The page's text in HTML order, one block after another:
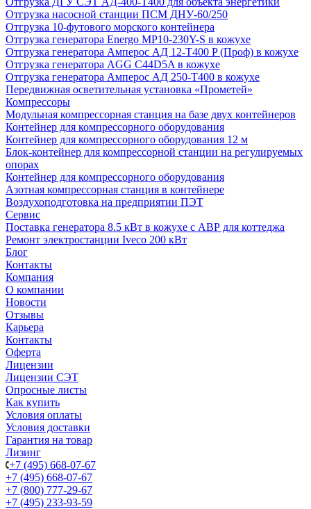
Отгрузка насосной станции ПСМ ДНУ-60/250
Отгрузка 10-футового морского контейнера
Отгрузка генератора Energo MP10-230Y-S в кожухе
Отгрузка генератора Амперос АД 12-Т400 P (Проф) в кожухе
Отгрузка генератора AGG C44D5A в кожухе
Отгрузка генератора Амперос АД 250-Т400 в кожухе
Передвижная осветительная установка «Прометей»
Компрессоры
Модульная компрессорная станция на базе двух контейнеров
Контейнер для компрессорного оборудования
Контейнер для компрессорного оборудования 12 м
Блок-контейнер для компрессорной станции на регулируемых
опорах
Контейнер для компрессорного оборудования
Азотная компрессорная станция в контейнере
Воздухоподготовка на предприятии ПЭТ
Сервис
Поставка генератора 8.5 кВт в кожухе с АВР для коттеджа
Ремонт электростанции Iveco 200 кВт
Блог
Контакты
Компания
О компании
Новости
Отзывы
Карьера
Контакты
Оферта
Лицензии
Лицензии СЭТ
Опросные листы
Как купить
Условия оплаты
Условия доставки
Гарантия на товар
Лизинг
+7 (495) 668-07-67
+7 (495) 668-07-67
+7 (800) 777-29-67
+7 (495) 233-93-59